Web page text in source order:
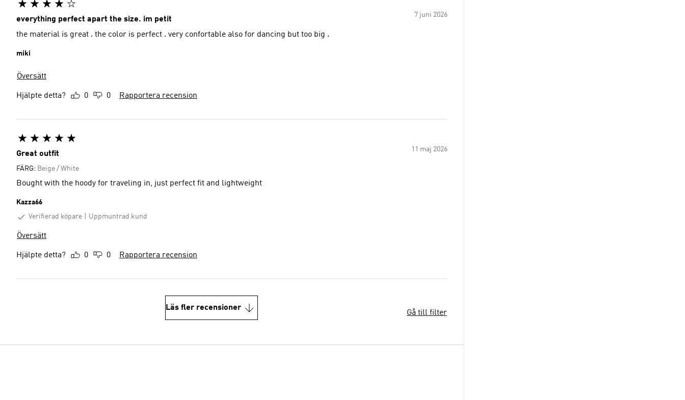
7 juni 2026
everything perfect apart the size. im petit
the material is great . the color is perfect . very confortable also for dancing but too big .
miki
Översätt
Hjälpte detta? 0 0 Rapportera recension
11 maj 2026
Great outfit
FÄRG: Beige / White
Bought with the hoody for traveling in, just perfect fit and lightweight
Kazza66
Verifierad köpare
Uppmuntrad kund
Översätt
Hjälpte detta? 0 0 Rapportera recension
Läs fler recensioner
Gå till filter